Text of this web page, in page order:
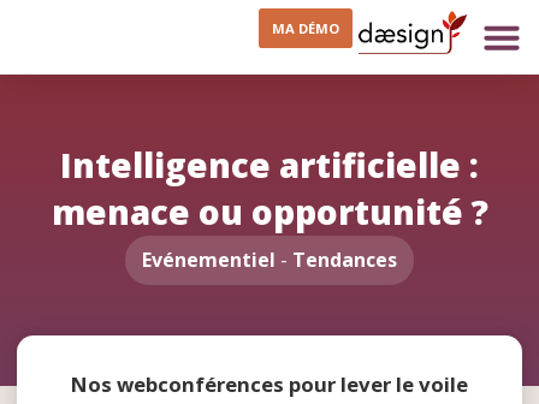
MA DÉMO
Intelligence artificielle :
menace ou opportunité ?
Evénementiel - Tendances
Nos webconférences pour lever le voile